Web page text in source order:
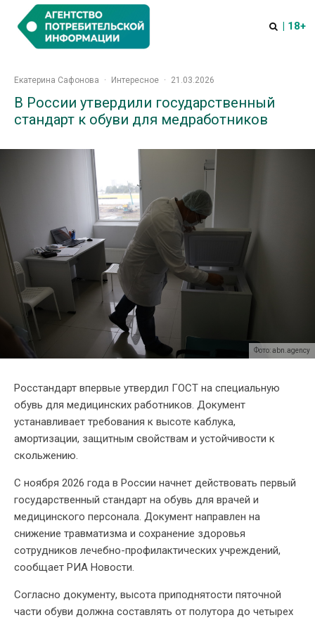
| 18+
Екатерина Сафонова · Интересное · 21.03.2026
В России утвердили государственный
стандарт к обуви для медработников
Фото: abn.agency
Росстандарт впервые утвердил ГОСТ на специальную
обувь для медицинских работников. Документ
устанавливает требования к высоте каблука,
амортизации, защитным свойствам и устойчивости к
скольжению.
С ноября 2026 года в России начнет действовать первый
государственный стандарт на обувь для врачей и
медицинского персонала. Документ направлен на
снижение травматизма и сохранение здоровья
сотрудников лечебно-профилактических учреждений,
сообщает РИА Новости.
Согласно документу, высота приподнятости пяточной
части обуви должна составлять от полутора до четырех